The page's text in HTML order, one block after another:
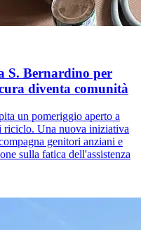
S. Bernardino per
diventa comunità
un pomeriggio aperto a
riciclo. Una nuova iniziativa
genitori anziani e
sulla fatica dell'assistenza